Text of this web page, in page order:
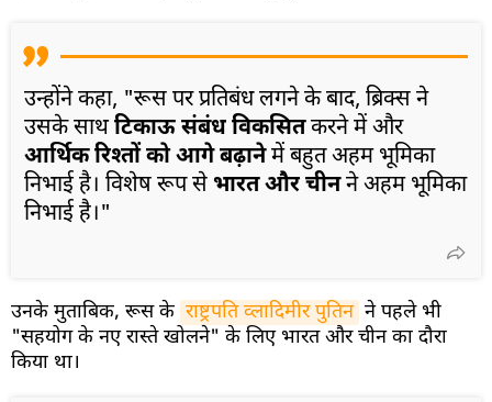
उन्होंने कहा, "रूस पर प्रतिबंध लगने के बाद, ब्रिक्स ने
उसके साथटिकाऊ संबंध विकसितकरने में और
आर्थिक रिश्तों को आगे बढ़ानेमें बहुत अहम भूमिका
निभाई है। विशेष रूप सेभारत और चीनने अहम भूमिका
निभाई है।"
उनके मुताबिक, रूस के राष्ट्रपति व्लादिमीर पुतिन ने पहले भी
"सहयोग के नए रास्ते खोलने" के लिए भारत और चीन का दौरा
किया था।